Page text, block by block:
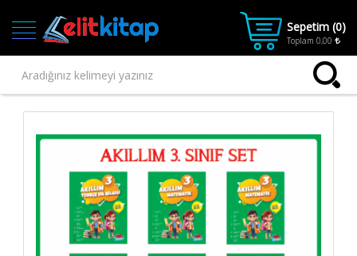
Sepetim (0)
Toplam 0,00
Kategoriler